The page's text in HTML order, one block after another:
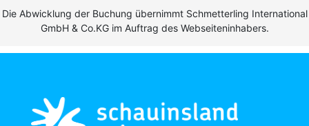
Die Abwicklung der Buchung übernimmt Schmetterling International
GmbH & Co.KG im Auftrag des Webseiteninhabers.